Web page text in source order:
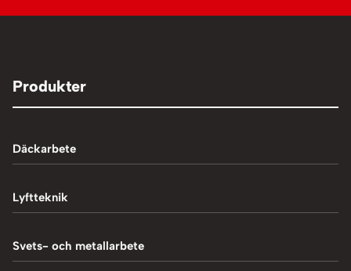
Produkter
Däckarbete
Balanseringsmaskiner
Chockluftare
Lyftteknik
1-Pelarlyft
Svets- och metallarbete